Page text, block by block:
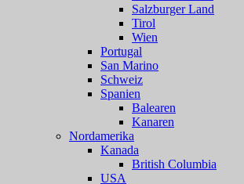
Salzburger Land
Tirol
Wien
Portugal
San Marino
Schweiz
Spanien
Balearen
Kanaren
Nordamerika
Kanada
British Columbia
USA